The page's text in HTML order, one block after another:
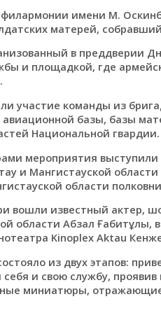
имени М.
матерей,
в преддверии
и площадкой, где
участие команды из
авиационной базы, базы
Национальной гвардии.
мероприятия выступили
и Мангистауской
области
вошли известный актер,
области Абзал Ғабитұлы,
Kinoplex Aktau
из двух этапов:
и свою службу,
миниатюры,